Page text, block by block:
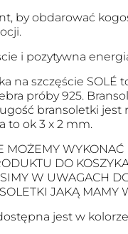
by obdarować
i pozytywna
na szczęście SOLÉ
próby 925.
bransoletki jest
to ok 3 x 2 mm.
MOŻEMY
DO
W UWAGACH
JAKĄ MAMY
jest w